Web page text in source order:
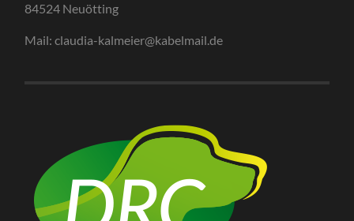
84524 Neuötting
Mail: claudia-kalmeier@kabelmail.de